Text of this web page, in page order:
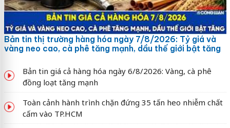
Bản tin thị trường hàng hóa ngày 7/8/2026: Tỷ giá và
vàng neo cao, cà phê tăng mạnh, dầu thế giới bật tăng
Bản tin giá cả hàng hóa ngày 6/8/2026: Vàng, cà phê
đồng loạt tăng mạnh
Toàn cảnh hành trình chặn đứng 35 tấn heo nhiễm chất
cấm vào TP.HCM